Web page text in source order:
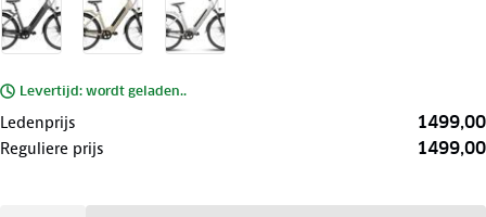
Levertijd: wordt geladen..
Ledenprijs 1499,00
Reguliere prijs 1499,00